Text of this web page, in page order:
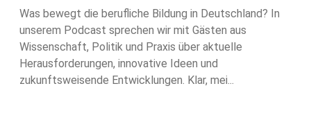
Was bewegt die berufliche Bildung in Deutschland? In
unserem Podcast sprechen wir mit Gästen aus
Wissenschaft, Politik und Praxis über aktuelle
Herausforderungen, innovative Ideen und
zukunftsweisende Entwicklungen. Klar, mei...